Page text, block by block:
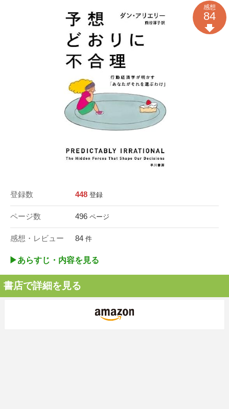
登録数 448 登録
ページ数 496 ページ
感想・レビュー 84 件
感想
84
▶︎あらすじ・内容を見る
書店で詳細を見る